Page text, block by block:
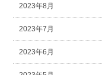
2023年8月
2023年7月
2023年6月